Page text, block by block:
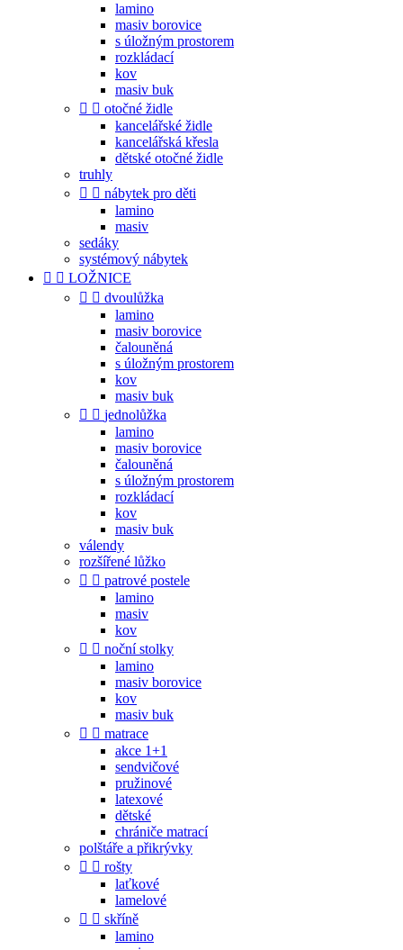
lamino
masiv borovice
s úložným prostorem
rozkládací
kov
masiv buk
  otočné židle
kancelářské židle
kancelářská křesla
dětské otočné židle
truhly
  nábytek pro děti
lamino
masiv
sedáky
systémový nábytek
  LOŽNICE
  dvoulůžka
lamino
masiv borovice
čalouněná
s úložným prostorem
kov
masiv buk
  jednolůžka
lamino
masiv borovice
čalouněná
s úložným prostorem
rozkládací
kov
masiv buk
válendy
rozšířené lůžko
  patrové postele
lamino
masiv
kov
  noční stolky
lamino
masiv borovice
kov
masiv buk
  matrace
akce 1+1
sendvičové
pružinové
latexové
dětské
chrániče matrací
polštáře a přikrývky
  rošty
laťkové
lamelové
  skříně
lamino